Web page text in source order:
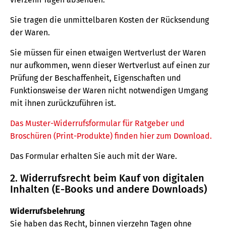
Sie tragen die unmittelbaren Kosten der Rücksendung
der Waren.
Sie müssen für einen etwaigen Wertverlust der Waren
nur aufkommen, wenn dieser Wertverlust auf einen zur
Prüfung der Beschaffenheit, Eigenschaften und
Funktionsweise der Waren nicht notwendigen Umgang
mit ihnen zurückzuführen ist.
Das Muster-Widerrufsformular für Ratgeber und
Broschüren (Print-Produkte) finden hier zum Download.
Das Formular erhalten Sie auch mit der Ware.
2. Widerrufsrecht beim Kauf von digitalen
Inhalten (E-Books und andere Downloads)
Widerrufsbelehrung
Sie haben das Recht, binnen vierzehn Tagen ohne